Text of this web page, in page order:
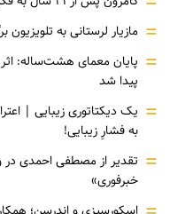
= مازیار لرستانی به
= پایان معمای هشت‌ساله:
پیدا شد
= یک دیکتاتوری زیبایی |
به فشارِ زیبایی!
= تقدیر از مصطفی احمدی در
خبرفوری»